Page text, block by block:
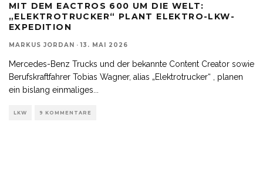
MIT DEM EACTROS 600 UM DIE WELT:
„ELEKTROTRUCKER“ PLANT ELEKTRO-LKW-
EXPEDITION
MARKUS JORDAN · 13. MAI 2026
Mercedes-Benz Trucks und der bekannte Content Creator sowie
Berufskraftfahrer Tobias Wagner, alias „Elektrotrucker“ , planen
ein bislang einmaliges...
LKW 9 KOMMENTARE